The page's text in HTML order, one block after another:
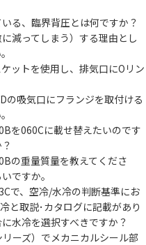
る、臨界背圧とは何ですか？
減ってしまう）する理由とし
ットを使用し、排気口にOリン
の吸気口にフランジを取付ける
を060Cに載せ替えたいのです
の重量質量を教えてくださ
ですか。
で、空冷/水冷の判断基準にお
と取説･カタログに記載があり
水冷を選択すべきですか？
ーズ）でメカニカルシール部